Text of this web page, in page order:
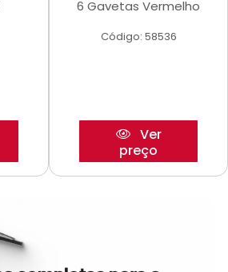
6 Gavetas Vermelho
Código: 58536
Ver
preço